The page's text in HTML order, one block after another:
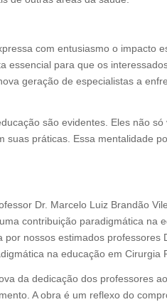
com entusiasmo o impacto
essencial para que os
geração de especialistas a
são evidentes. Eles não
suas práticas. Essa mentalidade
Dr. Marcelo Luiz Brandão
contribuição paradigmática na
por nossos estimados
na educação em
da dedicação dos professores
A obra é um reflexo do